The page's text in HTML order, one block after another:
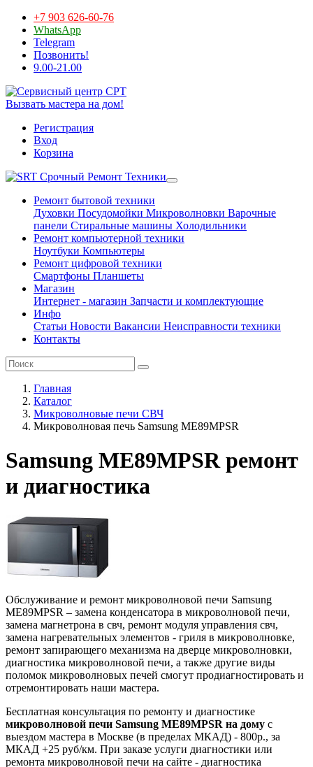
+7 903 626-60-76
WhatsApp
Telegram
Позвонить!
9.00-21.00
Вызвать мастера на дом!
Регистрация
Вход
Корзина
Срочный Ремонт Техники
Ремонт бытовой техники
Духовки Посудомойки Микроволновки Варочные
панели Стиральные машины Холодильники
Ремонт компьютерной техники
Ноутбуки Компьютеры
Ремонт цифровой техники
Смартфоны Планшеты
Магазин
Интернет - магазин Запчасти и комплектующие
Инфо
Статьи Новости Вакансии Неисправности техники
Контакты
Главная
Каталог
Микроволновые печи СВЧ
Микроволновая печь Samsung ME89MPSR
Samsung ME89MPSR ремонт
и диагностика
Обслуживание и ремонт микроволновой печи Samsung
ME89MPSR – замена конденсатора в микроволновой печи,
замена магнетрона в свч, ремонт модуля управления свч,
замена нагревательных элементов - гриля в микроволновке,
ремонт запирающего механизма на дверце микроволновки,
диагностика микроволновой печи, а также другие виды
поломок микроволновых печей смогут продиагностировать и
отремонтировать наши мастера.
Бесплатная консультация по ремонту и диагностике
микроволновой печи Samsung ME89MPSR на дому с
выездом мастера в Москве (в пределах МКАД) - 800р., за
МКАД +25 руб/км. При заказе услуги диагностики или
ремонта микроволновой печи на сайте - диагностика